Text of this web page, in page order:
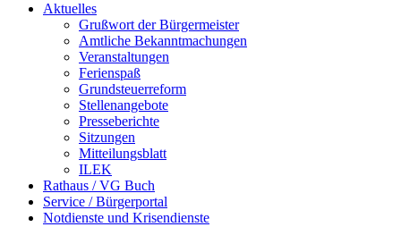
Aktuelles
Grußwort der Bürgermeister
Amtliche Bekanntmachungen
Veranstaltungen
Ferienspaß
Grundsteuerreform
Stellenangebote
Presseberichte
Sitzungen
Mitteilungsblatt
ILEK
Rathaus / VG Buch
Service / Bürgerportal
Notdienste und Krisendienste